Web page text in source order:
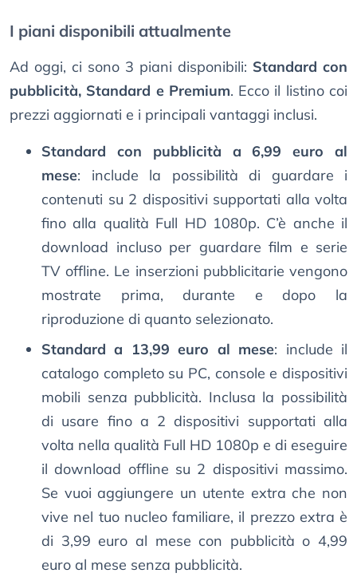
I piani disponibili attualmente
Ad oggi, ci sono 3 piani disponibili: Standard con
pubblicità, Standard e Premium. Ecco il listino coi
prezzi aggiornati e i principali vantaggi inclusi.
Standard con pubblicità a 6,99 euro al
mese: include la possibilità di guardare i
contenuti su 2 dispositivi supportati alla volta
fino alla qualità Full HD 1080p. C’è anche il
download incluso per guardare film e serie
TV offline. Le inserzioni pubblicitarie vengono
mostrate prima, durante e dopo la
riproduzione di quanto selezionato.
Standard a 13,99 euro al mese: include il
catalogo completo su PC, console e dispositivi
mobili senza pubblicità. Inclusa la possibilità
di usare fino a 2 dispositivi supportati alla
volta nella qualità Full HD 1080p e di eseguire
il download offline su 2 dispositivi massimo.
Se vuoi aggiungere un utente extra che non
vive nel tuo nucleo familiare, il prezzo extra è
di 3,99 euro al mese con pubblicità o 4,99
euro al mese senza pubblicità.